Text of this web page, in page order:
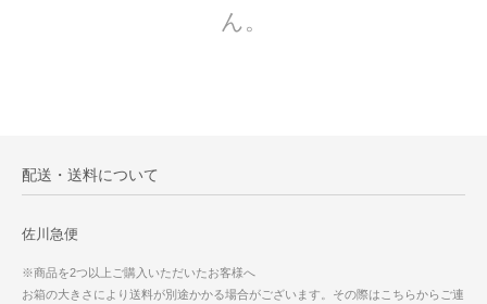
ん。
配送・送料について
佐川急便
※商品を2つ以上ご購入いただいたお客様へ
お箱の大きさにより送料が別途かかる場合がございます。その際はこちらからご連